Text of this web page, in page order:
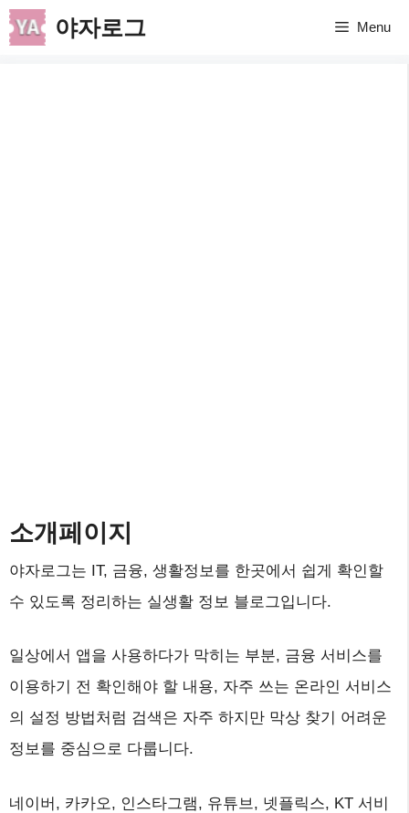
컨
텐
야자로그 Menu
소개페이지
야자로그는 IT, 금융, 생활정보를 한곳에서 쉽게 확인할
수 있도록 정리하는 실생활 정보 블로그입니다.
일상에서 앱을 사용하다가 막히는 부분, 금융 서비스를
이용하기 전 확인해야 할 내용, 자주 쓰는 온라인 서비스
의 설정 방법처럼 검색은 자주 하지만 막상 찾기 어려운
정보를 중심으로 다룹니다.
네이버, 카카오, 인스타그램, 유튜브, 넷플릭스, KT 서비